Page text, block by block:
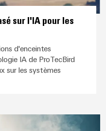
sur l'IA pour les
d'enceintes
IA de ProTecBird
sur les systèmes
BLADEcontrol® chez EDF